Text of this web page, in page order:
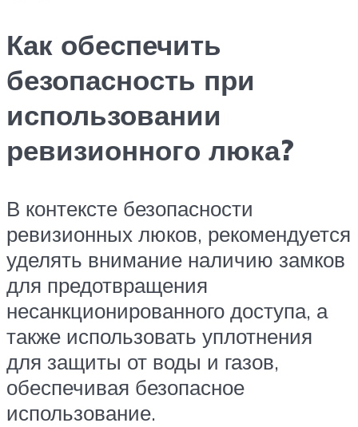
Как обеспечить
безопасность при
использовании
ревизионного люка?
В контексте безопасности
ревизионных люков, рекомендуется
уделять внимание наличию замков
для предотвращения
несанкционированного доступа, а
также использовать уплотнения
для защиты от воды и газов,
обеспечивая безопасное
использование.